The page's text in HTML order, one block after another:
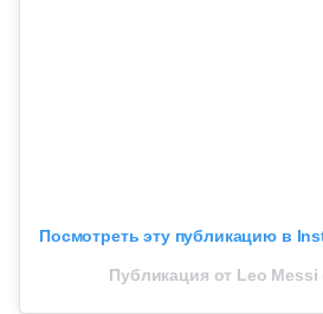
Посмотреть эту публикацию в
Публикация от Leo Messi